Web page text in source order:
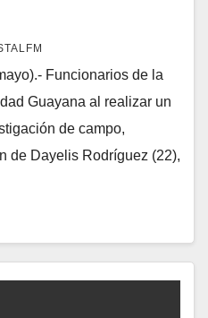
Funcionarios de la
Guayana al realizar un
de campo,
de Dayelis Rodríguez (22),